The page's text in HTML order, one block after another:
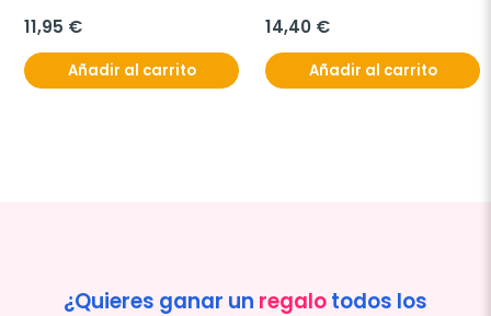
11,95 €
Añadir al carrito
comprimidos
14,40 €
Añadir al carrito
¿Quieres ganar un regalotodos los